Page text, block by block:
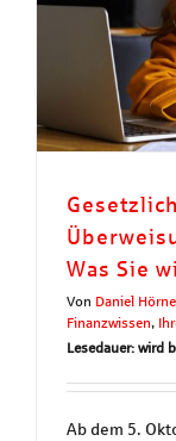
Was Sie
Von Daniel
Finanzwissen,
Lesedauer: wird
Ab dem 5.